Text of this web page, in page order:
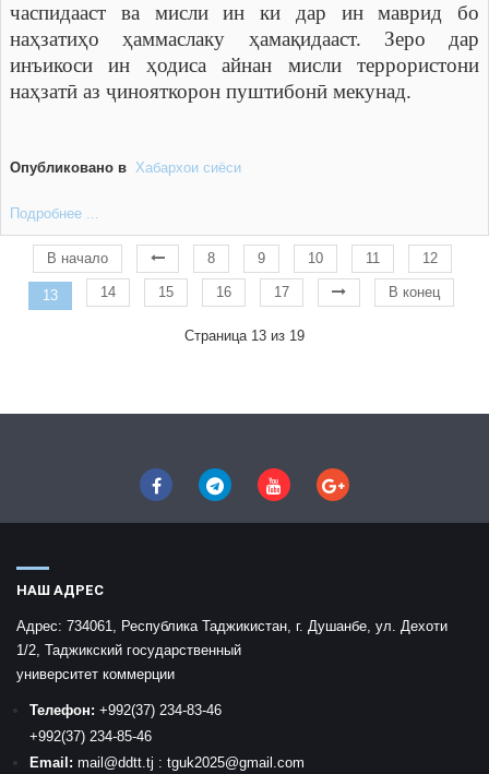
часпидааст ва мисли ин ки дар ин маврид бо
наҳзатиҳо ҳаммаслаку ҳамақидааст. Зеро дар
инъикоси ин ҳодиса айнан мисли террористони
наҳзатӣ аз ҷинояткорон пуштибонӣ мекунад.
Опубликовано в Хабархои сиёси
Подробнее ...
В начало 8 9 10 11 12
13 14 15 16 17 В конец
Страница 13 из 19
НАШ АДРЕС
Адрес: 734061, Республика Таджикистан, г. Душанбе, ул. Дехоти
1/2, Таджикский государственный
университет коммерции
Телефон: +992(37) 234-83-46
+992(37) 234-85-46
Email: mail @ddtt.tj : tguk2025@gmail.com